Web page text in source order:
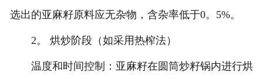
选出的亚麻籽原料应无杂物，含杂率低于0。5%。
2。 烘炒阶段（如采用热榨法）
温度和时间控制：亚麻籽在圆筒炒籽锅内进行烘